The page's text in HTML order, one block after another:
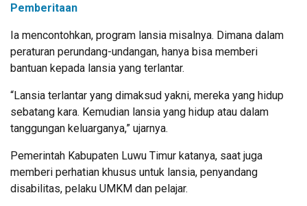
Pemberitaan
Ia mencontohkan, program lansia misalnya. Dimana dalam
peraturan perundang-undangan, hanya bisa memberi
bantuan kepada lansia yang terlantar.
“Lansia terlantar yang dimaksud yakni, mereka yang hidup
sebatang kara. Kemudian lansia yang hidup atau dalam
tanggungan keluarganya,” ujarnya.
Pemerintah Kabupaten Luwu Timur katanya, saat juga
memberi perhatian khusus untuk lansia, penyandang
disabilitas, pelaku UMKM dan pelajar.